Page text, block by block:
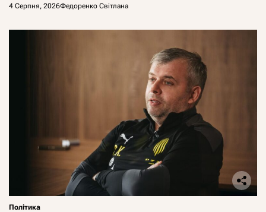
4 Серпня, 2026Федоренко Світлана
Політика